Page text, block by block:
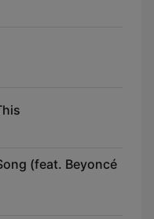
(feat. Beyoncé